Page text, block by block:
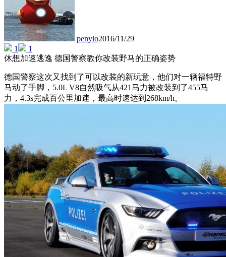
penylo2016/11/29
1
1
休想加速逃逸 德国警察教你改装野马的正确姿势
德国警察这次又找到了可以改装的新玩意，他们对一辆福特野
马动了手脚，5.0L V8自然吸气从421马力被改装到了455马
力，4.3s完成百公里加速，最高时速达到268km/h。